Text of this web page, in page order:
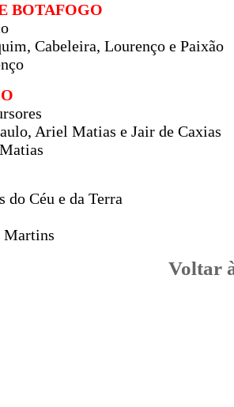
BOTAFOGO
Cabeleira, Lourenço e Paixão
Ariel Matias e Jair de Caxias
do Céu e da Terra
Voltar